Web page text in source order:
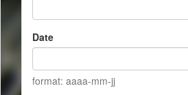
Date
format: aaaa-mm-jj